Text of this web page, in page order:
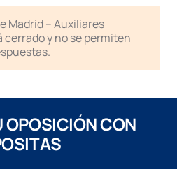
Madrid – Auxiliares
cerrado y no se permiten
OPOSICIÓN CON